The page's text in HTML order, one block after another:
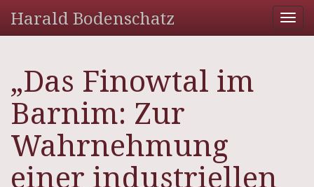
Harald Bodenschatz
„Das Finowtal im
Barnim: Zur
Wahrnehmung
einer industriellen